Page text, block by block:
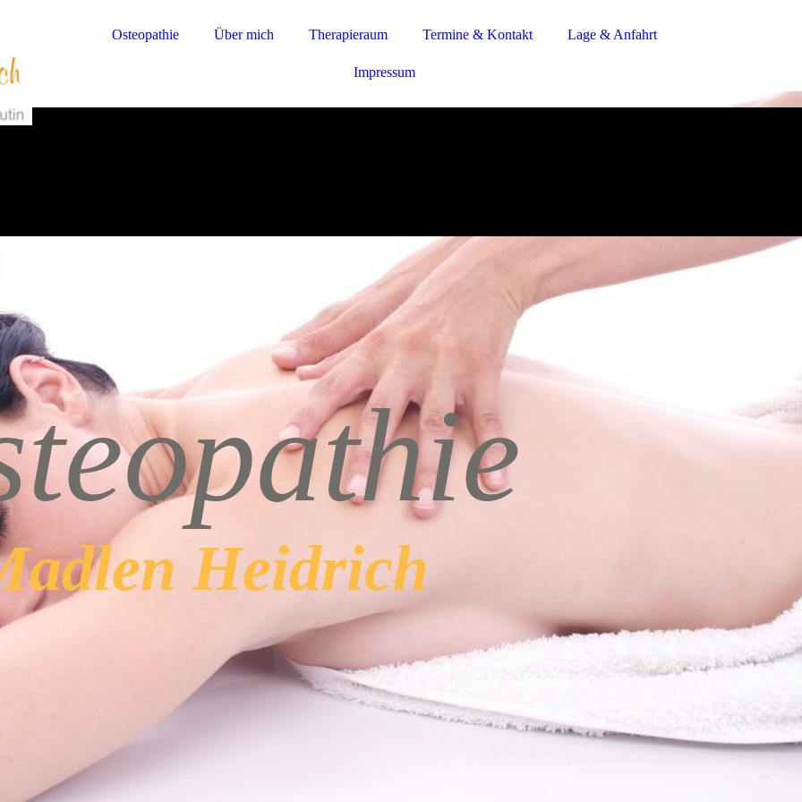
Osteopathie Über mich Therapieraum Termine & Kontakt Lage & Anfahrt
Impressum
opathie
Heidrich